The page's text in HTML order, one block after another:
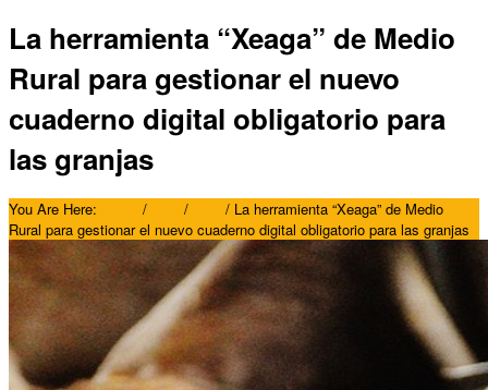
La herramienta “Xeaga” de Medio
Rural para gestionar el nuevo
cuaderno digital obligatorio para
las granjas
You Are Here: / / / La herramienta “Xeaga” de Medio
Rural para gestionar el nuevo cuaderno digital obligatorio para las granjas